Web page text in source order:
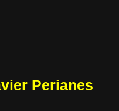
Perianes